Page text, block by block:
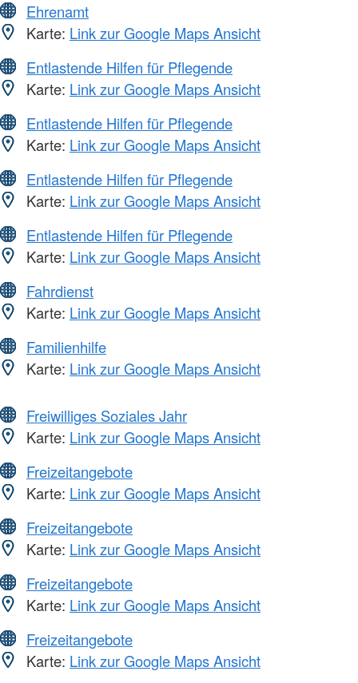
Ehrenamt
Karte: Link zur Google Maps Ansicht
Entlastende Hilfen für Pflegende
Karte: Link zur Google Maps Ansicht
Entlastende Hilfen für Pflegende
Karte: Link zur Google Maps Ansicht
Entlastende Hilfen für Pflegende
Karte: Link zur Google Maps Ansicht
Entlastende Hilfen für Pflegende
Karte: Link zur Google Maps Ansicht
Fahrdienst
Karte: Link zur Google Maps Ansicht
Familienhilfe
Karte: Link zur Google Maps Ansicht
Freiwilliges Soziales Jahr
Karte: Link zur Google Maps Ansicht
Freizeitangebote
Karte: Link zur Google Maps Ansicht
Freizeitangebote
Karte: Link zur Google Maps Ansicht
Freizeitangebote
Karte: Link zur Google Maps Ansicht
Freizeitangebote
Karte: Link zur Google Maps Ansicht